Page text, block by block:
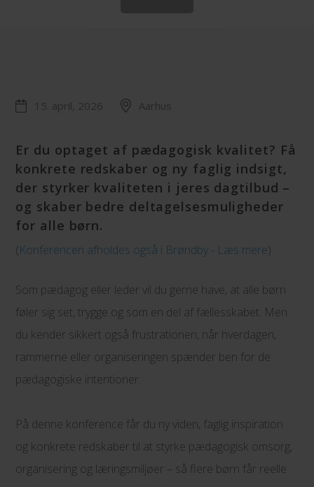
15. april, 2026 Aarhus
Er du optaget af pædagogisk kvalitet? Få
konkrete redskaber og ny faglig indsigt,
der styrker kvaliteten i jeres dagtilbud –
og skaber bedre deltagelsesmuligheder
for alle børn.
(Konferencen afholdes også i Brøndby - Læs mere)
Som pædagog eller leder vil du gerne have, at alle børn
føler sig set, trygge og som en del af fællesskabet. Men
du kender sikkert også frustrationen, når hverdagen,
rammerne eller organiseringen spænder ben for de
pædagogiske intentioner.
På denne konference får du ny viden, faglig inspiration
og konkrete redskaber til at styrke pædagogisk omsorg,
organisering og læringsmiljøer – så flere børn får reelle